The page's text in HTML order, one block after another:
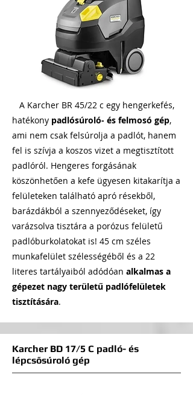
A Karcher BR 45/22 c egy hengerkefés,
hatékony padlósúroló- és felmosó gép,
ami nem csak felsúrolja a padlót, hanem
fel is szívja a koszos vizet a megtisztított
padlóról. Hengeres forgásának
köszönhetően a kefe ügyesen kitakarítja a
felületeken található apró résekből,
barázdákból a szennyeződéseket, így
varázsolva tisztára a porózus felületű
padlóburkolatokat is! 45 cm széles
munkafelület szélességéből és a 22
literes tartályaiból adódóan alkalmas a
gépezet nagy területű padlófelületek
tisztítására.
Karcher BD 17/5 C padló- és
lépcsősúroló gép